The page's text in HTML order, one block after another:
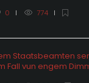
0 774
Staatsbeamten
Fall vun engem